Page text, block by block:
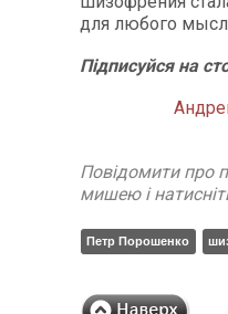
для любого
Підписуйся на
Повідомити про
мишею і
Петр Порошенко